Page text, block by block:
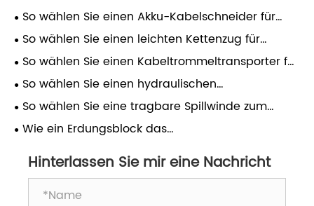
So wählen Sie einen Akku-Kabelschneider für
Arbeiten im Stromnetz aus
So wählen Sie einen leichten Kettenzug für
Mannschaften aus
So wählen Sie einen Kabeltrommeltransporter für
Versorgungsarbeiten aus
So wählen Sie einen hydraulischen
Leiterkompressor für Stromleitungen aus
So wählen Sie eine tragbare Spillwinde zum
Kabelziehen aus
Wie ein Erdungsblock das
Hinterlassen Sie mir eine Nachricht